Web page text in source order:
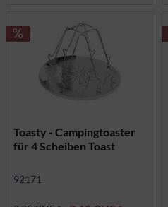
Toasty - Campingtoaster
für 4 Scheiben Toast
92171